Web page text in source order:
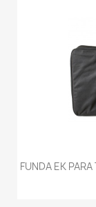
FUNDA EK